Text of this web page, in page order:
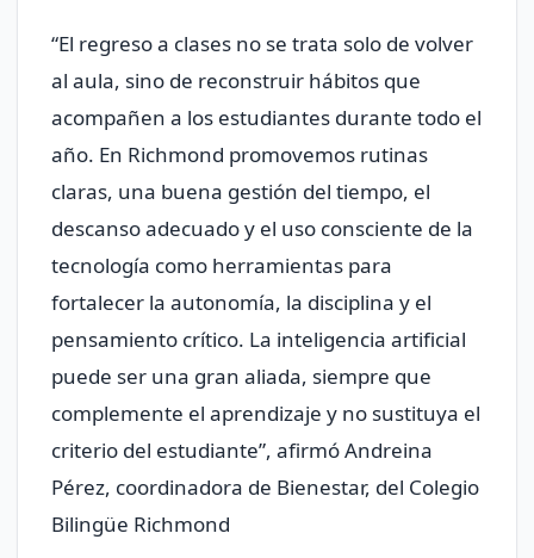
“El regreso a clases no se trata solo de volver
al aula, sino de reconstruir hábitos que
acompañen a los estudiantes durante todo el
año. En Richmond promovemos rutinas
claras, una buena gestión del tiempo, el
descanso adecuado y el uso consciente de la
tecnología como herramientas para
fortalecer la autonomía, la disciplina y el
pensamiento crítico. La inteligencia artificial
puede ser una gran aliada, siempre que
complemente el aprendizaje y no sustituya el
criterio del estudiante”, afirmó Andreina
Pérez, coordinadora de Bienestar, del Colegio
Bilingüe Richmond